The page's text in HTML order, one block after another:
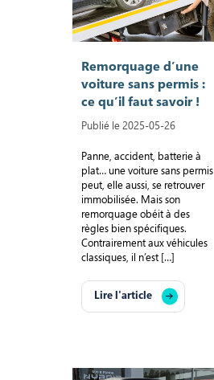
Remorquage d’une
voiture sans permis :
ce qu’il faut savoir !
Publié le 2025-05-26
Panne, accident, batterie à
plat… une voiture sans permis
peut, elle aussi, se retrouver
immobilisée. Mais son
remorquage obéit à des
règles bien spécifiques.
Contrairement aux véhicules
classiques, il n’est […]
Lire l'article